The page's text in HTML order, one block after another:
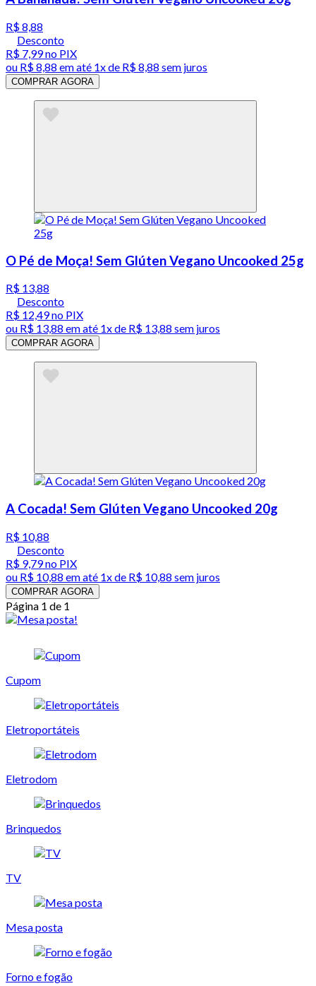
R$ 8,88
Desconto
R$ 7,99no PIX
ou R$ 8,88 em até 1x de R$ 8,88 sem juros
COMPRAR AGORA
O Pé de Moça! Sem Glúten Vegano Uncooked 25g
R$ 13,88
Desconto
R$ 12,49no PIX
ou R$ 13,88 em até 1x de R$ 13,88 sem juros
COMPRAR AGORA
A Cocada! Sem Glúten Vegano Uncooked 20g
R$ 10,88
Desconto
R$ 9,79no PIX
ou R$ 10,88 em até 1x de R$ 10,88 sem juros
COMPRAR AGORA
Página 1 de 1
Cupom
Eletroportáteis
Eletrodom
Brinquedos
TV
Mesa posta
Forno e fogão